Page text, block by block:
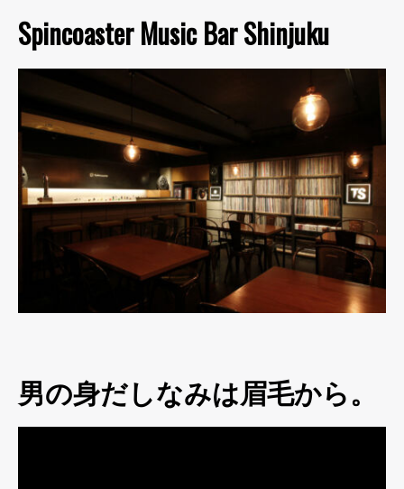
Spincoaster Music Bar Shinjuku
男の身だしなみは眉毛から。